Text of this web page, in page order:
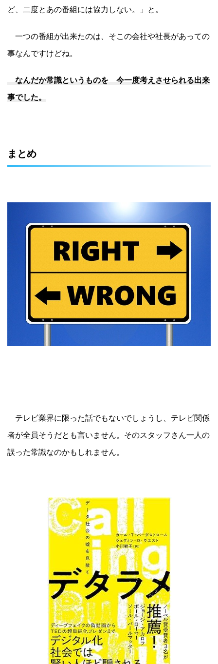
ど、二度とあの番組には協力しない。」と。
一つの番組が出来たのは、そこの会社や社長があっての
事なんですけどね。
なんだか常識というものを 今一度考えさせられる出来
事でした。
まとめ
テレビ業界に限った話でもないでしょうし、テレビ関係
者が全員そうだとも言いません。そのスタッフさん一人の
誤った常識なのかもしれません。